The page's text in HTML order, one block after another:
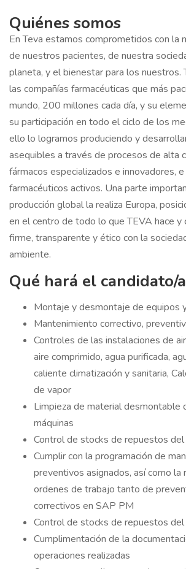
Quiénes somos
En Teva estamos comprometidos con la
de nuestros pacientes, de nuestra
planeta, y el bienestar para los nuestros.
las compañías farmacéuticas que más
mundo, 200 millones cada día, y su
su participación en todo el ciclo de los
ello lo logramos produciendo y
asequibles a través de procesos de alta
fármacos especializados e innovadores,
farmacéuticos activos. Una parte
producción global la realiza Europa,
en el centro de todo lo que TEVA hace y
firme, transparente y ético con la
ambiente.
Qué hará el candidato/
Montaje y desmontaje de equipos
Mantenimiento correctivo,
Controles de las instalaciones de
aire comprimido, agua purificada,
caliente climatización y sanitaria,
de vapor
Limpieza de material desmontable
máquinas
Control de stocks de repuestos
Cumplir con la programación de
preventivos asignados, así como la
ordenes de trabajo tanto de
correctivos en SAP PM
Control de stocks de repuestos
Cumplimentación de la
operaciones realizadas